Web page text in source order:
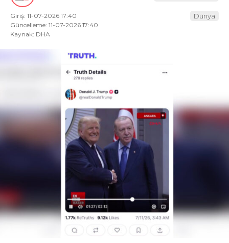
Giriş: 11-07-2026 17:40
Güncelleme: 11-07-2026 17:40
Kaynak: DHA
Dünya